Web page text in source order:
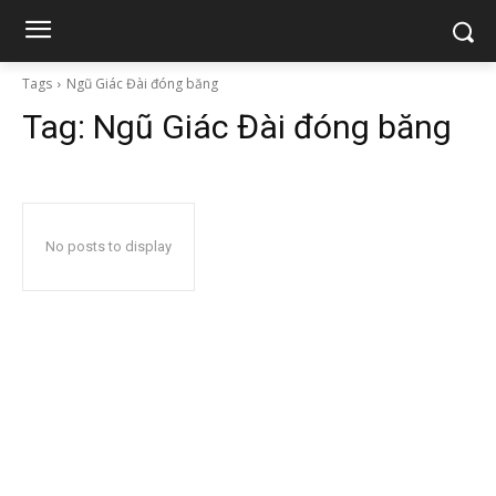
Tags Ngũ Giác Đài đóng băng
Tag: Ngũ Giác Đài đóng băng
No posts to display